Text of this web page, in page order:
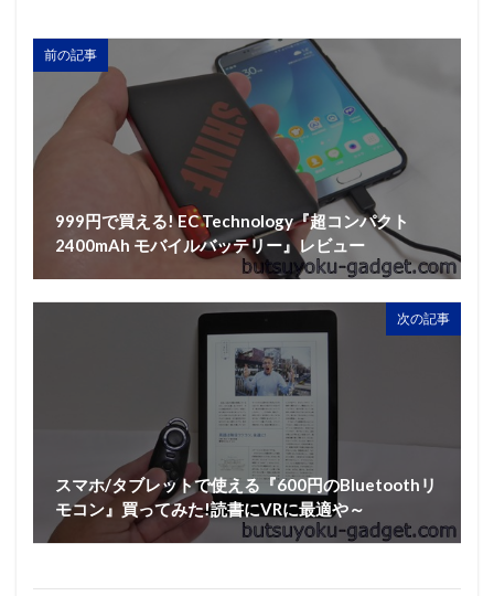
前の記事
999円で買える! EC Technology『超コンパクト
2400mAh モバイルバッテリー』レビュー
次の記事
スマホ/タブレットで使える『600円のBluetoothリ
モコン』買ってみた!読書にVRに最適や～